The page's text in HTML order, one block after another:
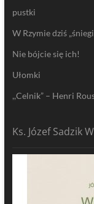
pustki
W Rzymie dziś
Nie bójcie się ich!
Ułomki
,,Celnik” – Henri
Ks. Józef Sadzik